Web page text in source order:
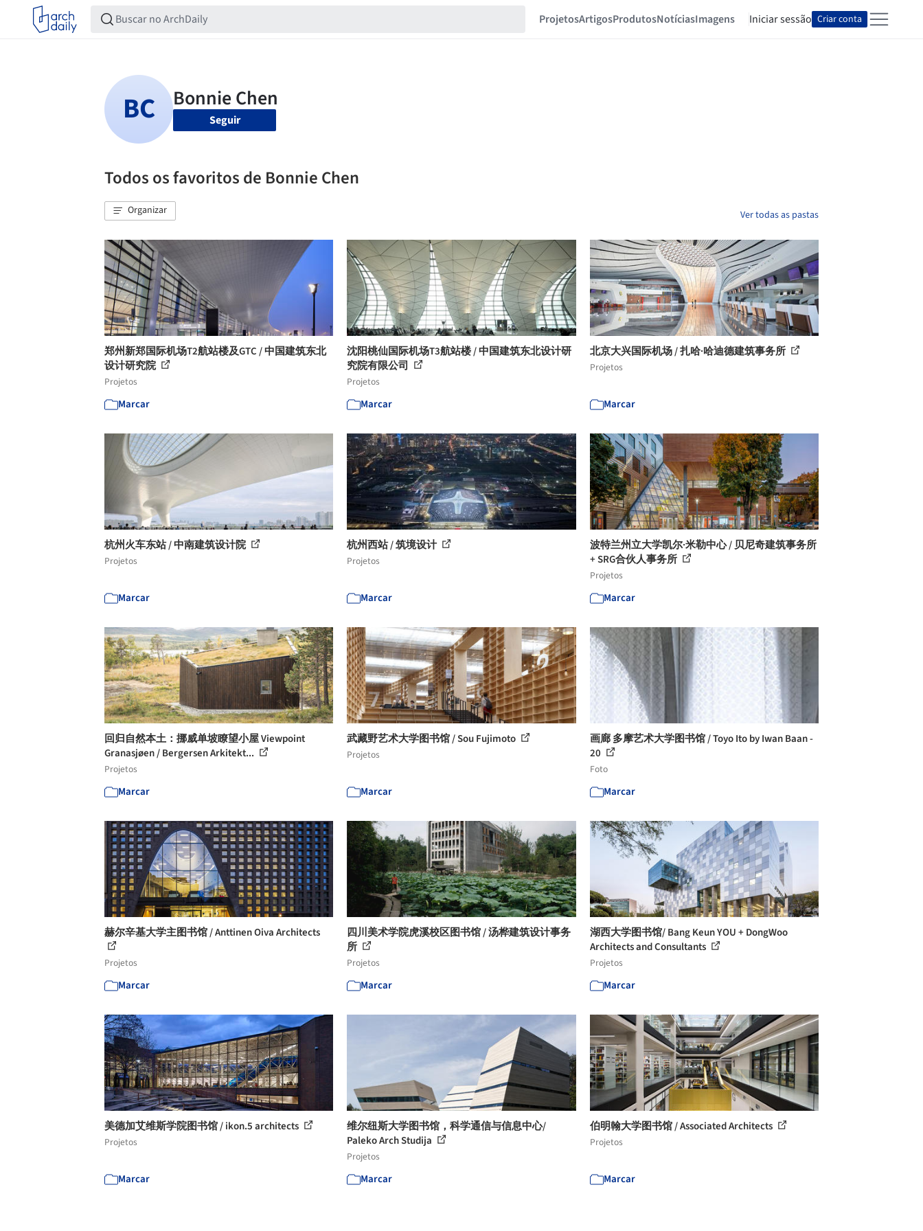
ProjetosArtigosProdutosNotíciasImagens Iniciar sessão Criar conta
Seguir
Todos os favoritos de Bonnie Chen
Organizar Ver todas as pastas
郑州新郑国际机场T2航站楼及GTC / 中国建筑东北
设计研究院
Projetos
Marcar
沈阳桃仙国际机场T3航站楼 / 中国建筑东北设计研
究院有限公司
Projetos
Marcar
北京大兴国际机场 / 扎哈·哈迪德建筑事务所
Projetos
Marcar
杭州火车东站 / 中南建筑设计院
Projetos
Marcar
杭州西站 / 筑境设计
Projetos
Marcar
波特兰州立大学凯尔·米勒中心 / 贝尼奇建筑事务所
+ SRG合伙人事务所
Projetos
Marcar
回归自然本土：挪威单坡瞭望小屋 Viewpoint
Granasjøen / Bergersen Arkitekt...
Projetos
Marcar
武藏野艺术大学图书馆 / Sou Fujimoto
Projetos
Marcar
画廊 多摩艺术大学图书馆 / Toyo Ito by Iwan Baan -
20
Foto
Marcar
赫尔辛基大学主图书馆 / Anttinen Oiva Architects
Projetos
Marcar
四川美术学院虎溪校区图书馆 / 汤桦建筑设计事务
所
Projetos
Marcar
湖西大学图书馆/ Bang Keun YOU + DongWoo
Architects and Consultants
Projetos
Marcar
美德加艾维斯学院图书馆 / ikon.5 architects
Projetos
Marcar
维尔纽斯大学图书馆，科学通信与信息中心/
Paleko Arch Studija
Projetos
Marcar
伯明翰大学图书馆 / Associated Architects
Projetos
Marcar